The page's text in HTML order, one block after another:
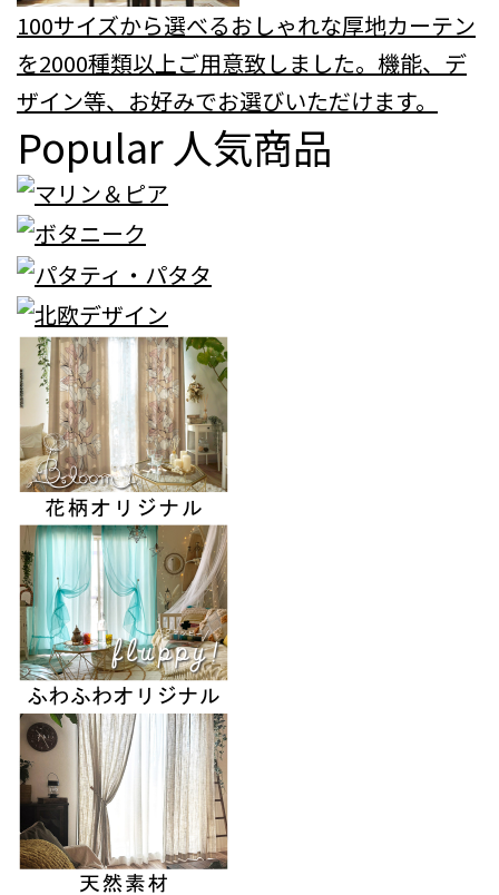
100サイズから選べるおしゃれな厚地カーテン
を2000種類以上ご用意致しました。機能、デ
ザイン等、お好みでお選びいただけます。
Popular 人気商品